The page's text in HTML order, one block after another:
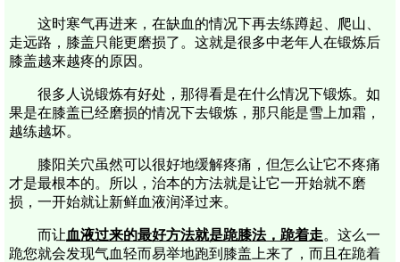
这时寒气再进来，在缺血的情况下再去练蹲起、爬山、
走远路，膝盖只能更磨损了。这就是很多中老年人在锻炼后
膝盖越来越疼的原因。
很多人说锻炼有好处，那得看是在什么情况下锻炼。如
果是在膝盖已经磨损的情况下去锻炼，那只能是雪上加霜，
越练越坏。
膝阳关穴虽然可以很好地缓解疼痛，但怎么让它不疼痛
才是最根本的。所以，治本的方法就是让它一开始就不磨
损，一开始就让新鲜血液润泽过来。
而让血液过来的最好方法就是跪膝法，跪着走。这么一
跪您就会发现气血轻而易举地跑到膝盖上来了，而且在跪着